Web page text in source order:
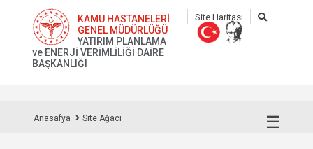
KAMU HASTANELERİ
GENEL MÜDÜRLÜĞÜ
YATIRIM PLANLAMA
ve ENERJİ VERİMLİLİĞİ DAİRE
BAŞKANLIĞI
Site Haritası
☰
Anasafya Site Ağacı